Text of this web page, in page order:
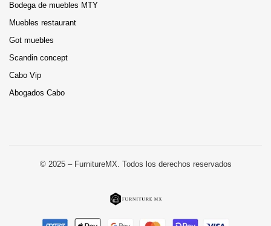
Bodega de muebles MTY
Muebles restaurant
Got muebles
Scandin concept
Cabo Vip
Abogados Cabo
© 2025 – FurnitureMX. Todos los derechos reservados